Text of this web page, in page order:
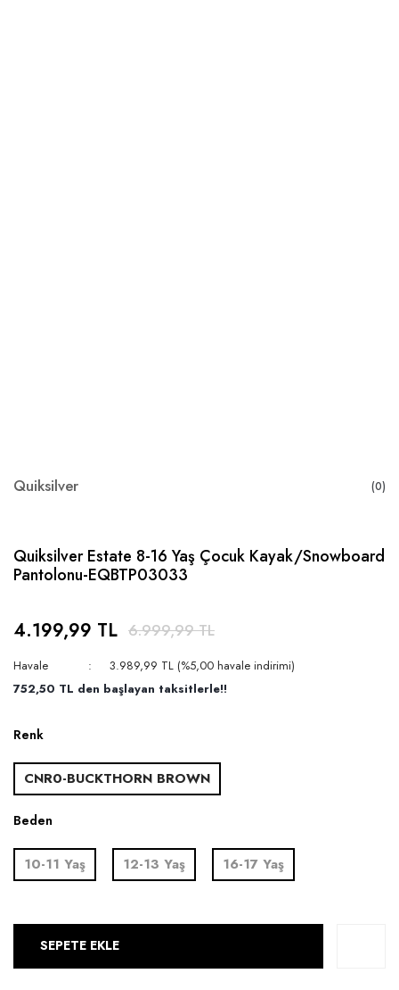
Quiksilver (0)
Quiksilver Estate 8-16 Yaş Çocuk Kayak/Snowboard
Pantolonu-EQBTP03033
4.199,99 TL 6.999,99 TL
Havale
3.989,99 TL (%5,00 havale indirimi)
752,50 TL den başlayan taksitlerle!!
Renk
CNR0-BUCKTHORN BROWN
Beden
10-11 Yaş 12-13 Yaş 16-17 Yaş
SEPETE EKLE